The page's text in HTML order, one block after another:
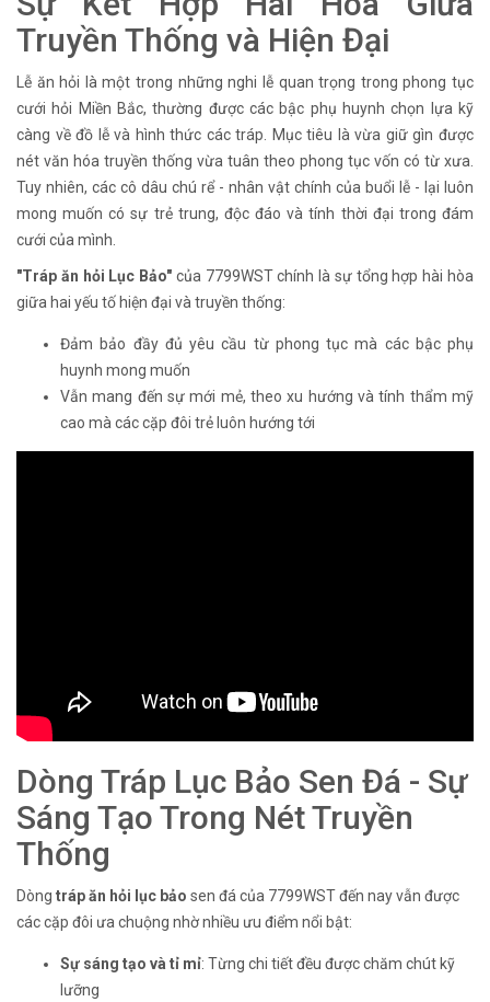
Truyền Thống và Hiện Đại
Lễ ăn hỏi là một trong những nghi lễ quan trọng trong phong tục
cưới hỏi Miền Bắc, thường được các bậc phụ huynh chọn lựa kỹ
càng về đồ lễ và hình thức các tráp. Mục tiêu là vừa giữ gìn được
nét văn hóa truyền thống vừa tuân theo phong tục vốn có từ xưa.
Tuy nhiên, các cô dâu chú rể - nhân vật chính của buổi lễ - lại luôn
mong muốn có sự trẻ trung, độc đáo và tính thời đại trong đám
cưới của mình.
"Tráp ăn hỏi Lục Bảo" của 7799WST chính là sự tổng hợp hài hòa
giữa hai yếu tố hiện đại và truyền thống:
Đảm bảo đầy đủ yêu cầu từ phong tục mà các bậc phụ
huynh mong muốn
Vẫn mang đến sự mới mẻ, theo xu hướng và tính thẩm mỹ
cao mà các cặp đôi trẻ luôn hướng tới
Dòng Tráp Lục Bảo Sen Đá - Sự
Sáng Tạo Trong Nét Truyền
Thống
Dòng tráp ăn hỏi lục bảo sen đá của 7799WST đến nay vẫn được
các cặp đôi ưa chuộng nhờ nhiều ưu điểm nổi bật:
Sự sáng tạo và tỉ mỉ: Từng chi tiết đều được chăm chút kỹ
lưỡng